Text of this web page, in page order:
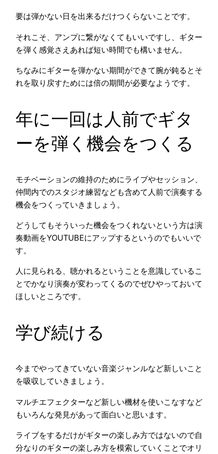
要は弾かない日を出来るだけつくらないことです。
それこそ、アンプに繋がなくてもいいですし、ギター
を弾く感覚さえあれば短い時間でも構いません。
ちなみにギターを弾かない期間ができて腕が鈍るとそ
れを取り戻すためには倍の期間が必要なようです。
年に一回は人前でギタ
ーを弾く機会をつくる
モチベーションの維持のためにライブやセッション、
仲間内でのスタジオ練習なども含めて人前で演奏する
機会をつくっていきましょう。
どうしてもそういった機会をつくれないという方は演
奏動画をYOUTUBEにアップするというのでもいいで
す。
人に見られる、聴かれるということを意識しているこ
とでかなり演奏が変わってくるのでぜひやっておいて
ほしいところです。
学び続ける
今までやってきていない音楽ジャンルなど新しいこと
を吸収していきましょう。
マルチエフェクターなど新しい機材を使いこなすなど
もいろんな発見があって面白いと思います。
ライブをするだけがギターの楽しみ方ではないので自
分なりのギターの楽しみ方を模索していくことでオリ